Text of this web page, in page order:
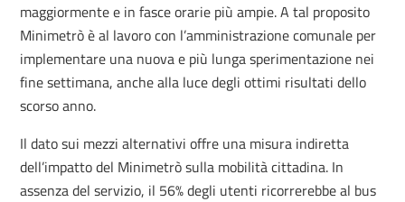
maggiormente e in fasce orarie più ampie. A tal proposito
Minimetrò è al lavoro con l’amministrazione comunale per
implementare una nuova e più lunga sperimentazione nei
fine settimana, anche alla luce degli ottimi risultati dello
scorso anno.
Il dato sui mezzi alternativi offre una misura indiretta
dell’impatto del Minimetrò sulla mobilità cittadina. In
assenza del servizio, il 56% degli utenti ricorrerebbe al bus